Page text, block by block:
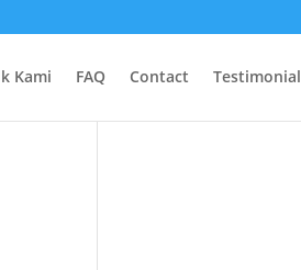
Kami FAQ Contact Testimonial